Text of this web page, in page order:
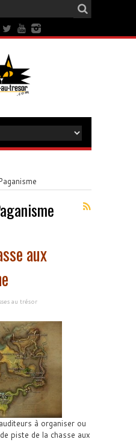
aux
au trésor
à organiser ou
piste de la chasse aux